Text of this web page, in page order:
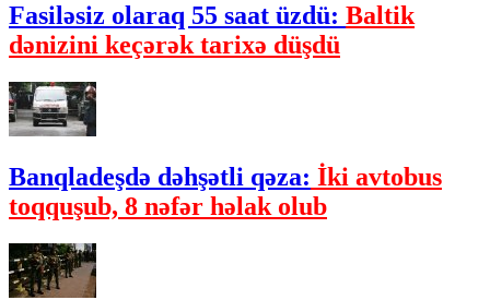
Fasiləsiz olaraq 55 saat üzdü: Baltik
dənizini keçərək tarixə düşdü
Banqladeşdə dəhşətli qəza: İki avtobus
toqquşub, 8 nəfər həlak olub